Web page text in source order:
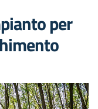
per